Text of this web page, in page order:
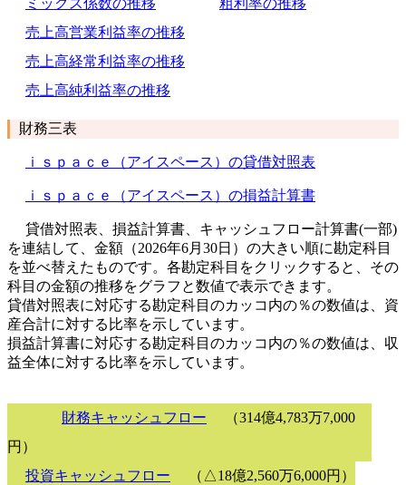
ミックス係数の推移
粗利率の推移
売上高営業利益率の推移
売上高経常利益率の推移
売上高純利益率の推移
財務三表
ｉｓｐａｃｅ（アイスペース）の貸借対照表
ｉｓｐａｃｅ（アイスペース）の損益計算書
貸借対照表、損益計算書、キャッシュフロー計算書(一部)
を連結して、金額（2026年6月30日）の大きい順に勘定科目
を並べ替えたものです。各勘定科目をクリックすると、その
科目の金額の推移をグラフと数値で表示できます。
貸借対照表に対応する勘定科目のカッコ内の％の数値は、資
産合計に対する比率を示しています。
損益計算書に対応する勘定科目のカッコ内の％の数値は、収
益全体に対する比率を示しています。
財務キャッシュフロー
（314億4,783万7,000
円）
投資キャッシュフロー
（△18億2,560万6,000円）